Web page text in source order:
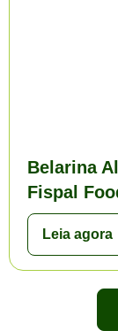
Belarina
Fispal
Leia agora